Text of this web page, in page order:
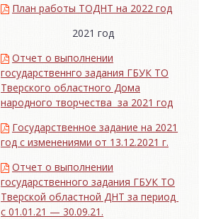
План работы ТОДНТ на 2022 год
2021 год
Отчет о выполнении
государственнго задания ГБУК ТО
Тверского областного Дома
народного творчества за 2021 год
Государственное задание на 2021
год с изменениями от 13.12.2021 г.
Отчет о выполнении
государственного задания ГБУК ТО
Тверской областной ДНТ за период
с 01.01.21 — 30.09.21.